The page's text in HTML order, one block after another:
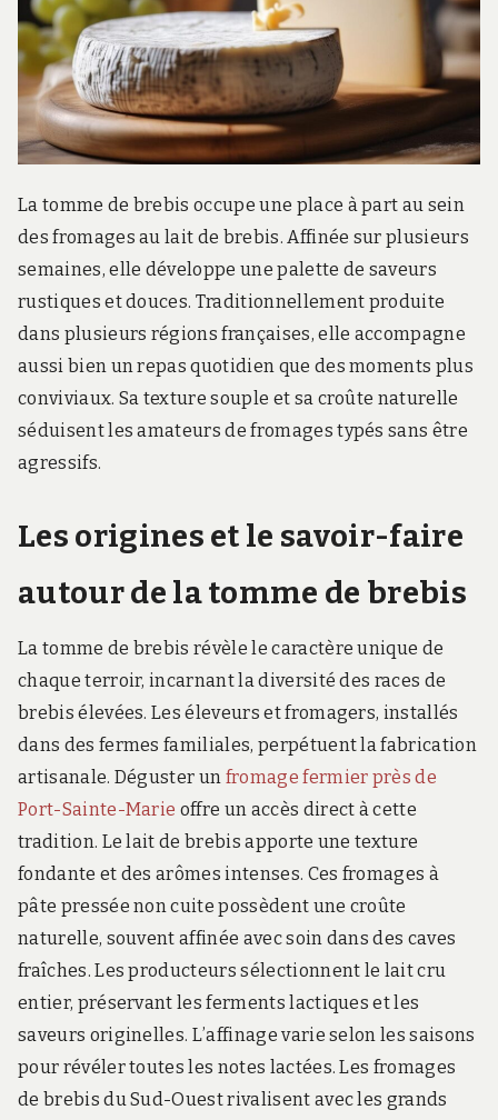
.
c
o
m
La tomme de brebis occupe une place à part au sein
des fromages au lait de brebis. Affinée sur plusieurs
semaines, elle développe une palette de saveurs
rustiques et douces. Traditionnellement produite
dans plusieurs régions françaises, elle accompagne
aussi bien un repas quotidien que des moments plus
conviviaux. Sa texture souple et sa croûte naturelle
séduisent les amateurs de fromages typés sans être
agressifs.
Les origines et le savoir-faire
autour de la tomme de brebis
La tomme de brebis révèle le caractère unique de
chaque terroir, incarnant la diversité des races de
brebis élevées. Les éleveurs et fromagers, installés
dans des fermes familiales, perpétuent la fabrication
artisanale. Déguster un fromage fermier près de
Port-Sainte-Marie offre un accès direct à cette
tradition. Le lait de brebis apporte une texture
fondante et des arômes intenses. Ces fromages à
pâte pressée non cuite possèdent une croûte
naturelle, souvent affinée avec soin dans des caves
fraîches. Les producteurs sélectionnent le lait cru
entier, préservant les ferments lactiques et les
saveurs originelles. L’affinage varie selon les saisons
pour révéler toutes les notes lactées. Les fromages
de brebis du Sud-Ouest rivalisent avec les grands